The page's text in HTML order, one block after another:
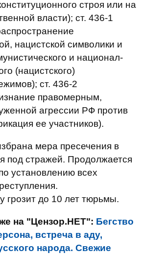
строя или на
власти); ст. 436-1
нацистской символики и
и национал-
(нацистского)
ст. 436-2
правомерным,
агрессии РФ против
ее участников).
мера пресечения в
под стражей. Продолжается
установлению всех
грозит до 10 лет тюрьмы.
на "Цензор.НЕТ": Бегство
встреча в аду,
народа. Свежие